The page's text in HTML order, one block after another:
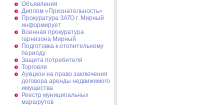
Объявления
Диплом «Признательность»
Прокуратура ЗАТО г. Мирный
информирует
Военная прокуратура
гарнизона Мирный
Подготовка к отопительному
периоду
Защита потребителя
Торговля
Аукцион на право заключения
договора аренды недвижимого
имущества
Реестр муниципальных
маршрутов